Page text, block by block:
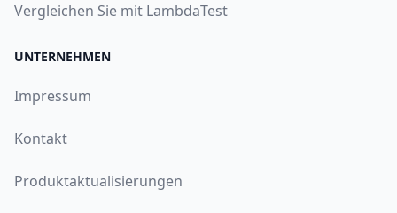
Vergleichen Sie mit LambdaTest
UNTERNEHMEN
Impressum
Kontakt
Produktaktualisierungen